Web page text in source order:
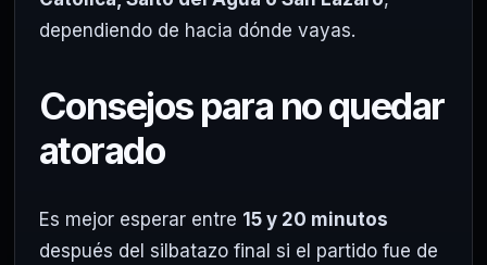
dependiendo de hacia dónde vayas.
Consejos para no quedar
atorado
Es mejor esperar entre 15 y 20 minutos
después del silbatazo final si el partido fue de